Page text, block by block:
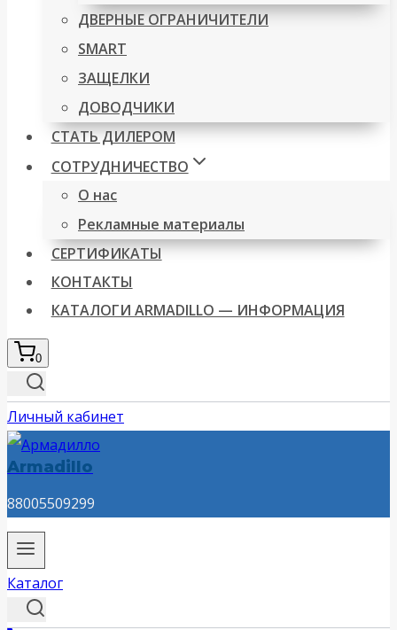
ДВЕРНЫЕ ОГРАНИЧИТЕЛИ
SMART
ЗАЩЕЛКИ
ДОВОДЧИКИ
СТАТЬ ДИЛЕРОМ
СОТРУДНИЧЕСТВО
О нас
Рекламные материалы
СЕРТИФИКАТЫ
КОНТАКТЫ
КАТАЛОГИ ARMADILLO — ИНФОРМАЦИЯ
0
Личный кабинет
Armadillo
88005509299
Каталог